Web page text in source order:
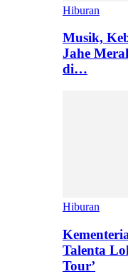
Hiburan
Musik,
Jahe
di…
Hiburan
Talenta
Tour’